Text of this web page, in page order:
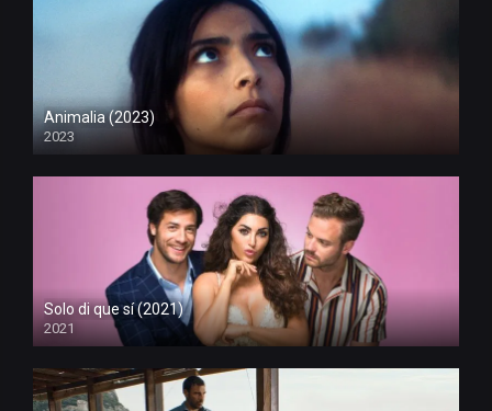
Animalia (2023)
2023
Solo di que sí (2021)
2021